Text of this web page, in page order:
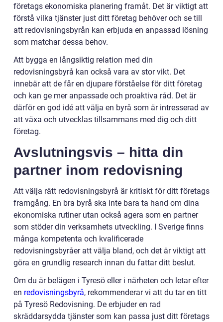
företags ekonomiska planering framåt. Det är viktigt att
förstå vilka tjänster just ditt företag behöver och se till
att redovisningsbyrån kan erbjuda en anpassad lösning
som matchar dessa behov.
Att bygga en långsiktig relation med din
redovisningsbyrå kan också vara av stor vikt. Det
innebär att de får en djupare förståelse för ditt företag
och kan ge mer anpassade och proaktiva råd. Det är
därför en god idé att välja en byrå som är intresserad av
att växa och utvecklas tillsammans med dig och ditt
företag.
Avslutningsvis – hitta din
partner inom redovisning
Att välja rätt redovisningsbyrå är kritiskt för ditt företags
framgång. En bra byrå ska inte bara ta hand om dina
ekonomiska rutiner utan också agera som en partner
som stöder din verksamhets utveckling. I Sverige finns
många kompetenta och kvalificerade
redovisningsbyråer att välja bland, och det är viktigt att
göra en grundlig research innan du fattar ditt beslut.
Om du är belägen i Tyresö eller i närheten och letar efter
en redovisningsbyrå, rekommenderar vi att du tar en titt
på Tyresö Redovisning. De erbjuder en rad
skräddarsydda tjänster som kan passa just ditt företags